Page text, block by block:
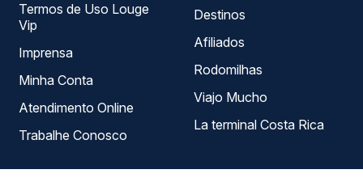
Termos de Uso Louge
Vip
Imprensa
Minha Conta
Atendimento Online
Trabalhe Conosco
Destinos
Afiliados
Rodomilhas
Viajo Mucho
La terminal Costa Rica